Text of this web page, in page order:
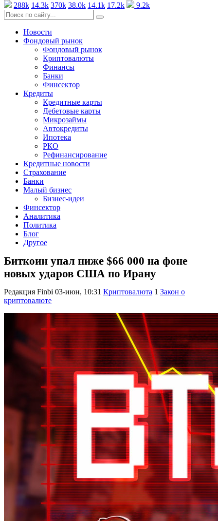
288k 14.3k 370k 38.0k 14.1k 17.2k 9.2k
Новости
Фондовый рынок
Фондовый рынок
Криптовалюты
Финансы
Банки
Финсектор
Кредиты
Кредитные карты
Дебетовые карты
Микрозаймы
Автокредиты
Ипотека
РКО
Рефинансирование
Кредитные новости
Страхование
Банки
Малый бизнес
Бизнес-идеи
Финсектор
Аналитика
Политика
Блог
Другое
Биткоин упал ниже $66 000 на фоне
новых ударов США по Ирану
Редакция Finbi 03-июн, 10:31 Криптовалюта 1 Закон о
криптовалюте